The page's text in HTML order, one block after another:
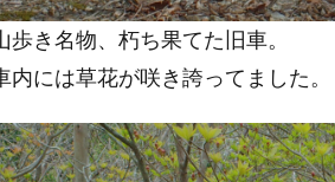
シ
ョ
ン
8
今
歩き名物、朽ち果てた旧車。
内には草花が咲き誇ってました。